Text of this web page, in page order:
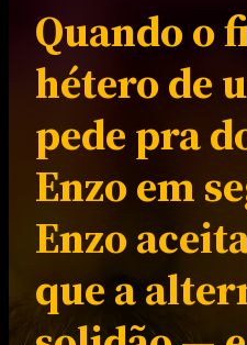
Quando o
hétero de
pede pra
Enzo em
Enzo
que a